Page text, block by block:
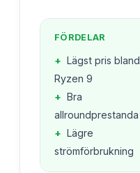
FÖRDELAR
+ Lägst pris bland
Ryzen 9
+ Bra
allroundprestanda
+ Lägre
strömförbrukning